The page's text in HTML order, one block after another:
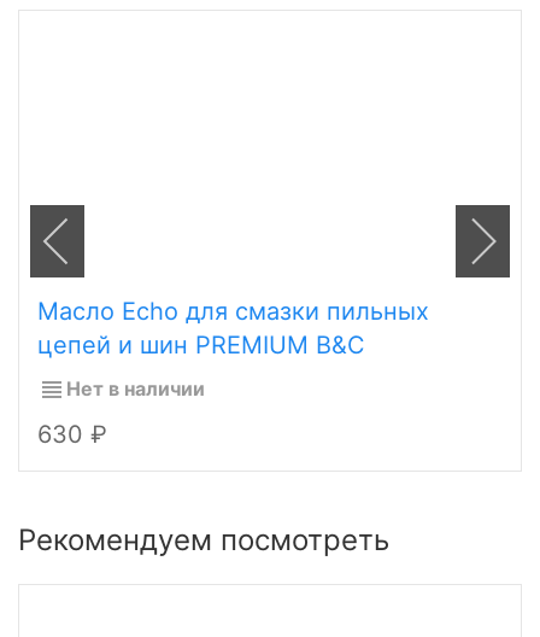
Масло Echo для смазки пильных
цепей и шин PREMIUM B&C
Нет в наличии
630
Рекомендуем посмотреть